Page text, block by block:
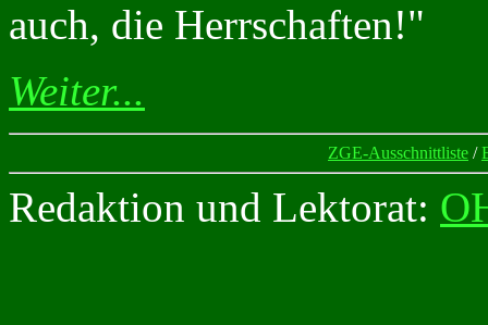
auch, die Herrschaften!"
Weiter...
ZGE-Ausschnittliste /
Redaktion und Lektorat: